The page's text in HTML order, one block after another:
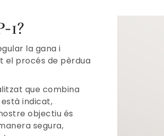
1?
la gana i
el procés de pèrdua
que combina
indicat,
objectiu és
segura,